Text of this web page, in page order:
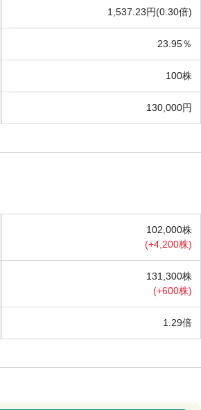
1,537.23円(0.30倍)
23.95％
100株
130,000円
102,000株
(+4,200株)
131,300株
(+600株)
1.29倍